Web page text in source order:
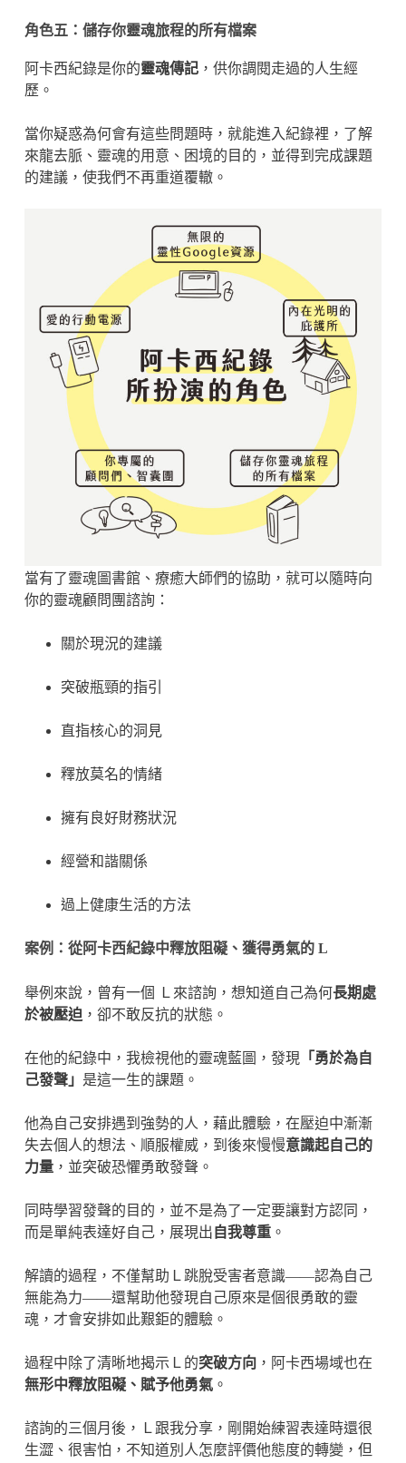
角色五：儲存你靈魂旅程的所有檔案
阿卡西紀錄是你的靈魂傳記，供你調閱走過的人生經
歷。
當你疑惑為何會有這些問題時，就能進入紀錄裡，了解
來龍去脈、靈魂的用意、困境的目的，並得到完成課題
的建議，使我們不再重道覆轍。
當有了靈魂圖書館、療癒大師們的協助，就可以隨時向
你的靈魂顧問團諮詢：
關於現況的建議
突破瓶頸的指引
直指核心的洞見
釋放莫名的情緒
擁有良好財務狀況
經營和諧關係
過上健康生活的方法
案例：從阿卡西紀錄中釋放阻礙、獲得勇氣的 L
舉例來說，曾有一個 Ｌ來諮詢，想知道自己為何長期處
於被壓迫 ，卻不敢反抗的狀態。
在他的紀錄中，我檢視他的靈魂藍圖，發現 「勇於為自
己發聲」 是這一生的課題。
他為自己安排遇到強勢的人，藉此體驗，在壓迫中漸漸
失去個人的想法、順服權威，到後來慢慢意識起自己的
力量，並突破恐懼勇敢發聲。
同時學習發聲的目的，並不是為了一定要讓對方認同，
而是單純表達好自己，展現出 自我尊重。
解讀的過程，不僅幫助Ｌ跳脫受害者意識——認為自己
無能為力——還幫助他發現自己原來是個很勇敢的靈
魂，才會安排如此艱鉅的體驗。
過程中除了清晰地揭示Ｌ的突破方向 ，阿卡西場域也在
無形中釋放阻礙、賦予他勇氣。
諮詢的三個月後，Ｌ跟我分享，剛開始練習表達時還很
生澀、很害怕，不知道別人怎麼評價他態度的轉變，但